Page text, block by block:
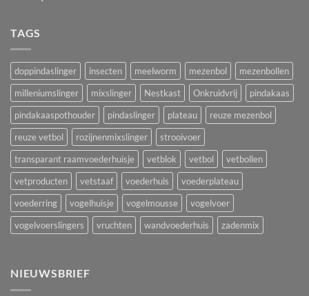
TAGS
doppindaslinger insecten meelworm mezenbol
mezenbollen
milleniumslinger
mixslinger Nestkast Onkruidvrij
pindakaas
pindakaaspothouder
pindaslinger plateau
reuze mezenbol
reuze vetbol
rozijnenmixslinger
strooivoer
transparant raamvoederhuisje
vetblok vetbol
vetbollen
vetproducten
vetstaaf voederhuis
voederplateau
voederring
vogelhuisje vogelmousse
vogelvoer
vogelvoerslingers
vruchten wandvoederhuis zadenmix
NIEUWSBRIEF